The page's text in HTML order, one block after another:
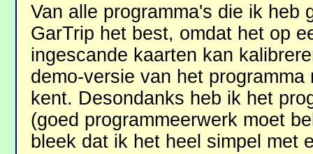
Van alle programma's die ik heb
GarTrip het best, omdat het op
ingescande kaarten kan
demo-versie van het
kent. Desondanks heb ik het
(goed programmeerwerk moet
bleek dat ik het heel simpel met